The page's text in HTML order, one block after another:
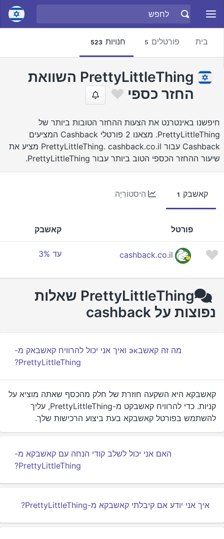
בית פורטלים 5 חנויות 523
PrettyLittleThing השוואת
החזר כספי
חיפשנו באינטרנט את הצעות ההחזר הטובות ביותר של
PrettyLittleThing. מצאנו 2 פורטלי Cashback המציעים
Cashback עבור PrettyLittleThing. cashback.co.il מציע את
שיעור ההחזר הכספי הטוב ביותר עבור PrettyLittleThing.
קאשבק 1 הִיסטוֹרִיָה
פורטל קאשבק
cashback.co.il עד 3%
PrettyLittleThing שאלות
נפוצות על cashback
מה זה קאשבэк ואיך אני יכול להרוויח קאשבאק מ-
PrettyLittleThing?
קאשבקא היא השקעה חוזרת של חלק מהכסף שאתה מוציא על
קניות. כדי להרוויח קאשבקט מ-PrettyLittleThing, עליך
להשתמש בפורטל קאשבקא בעת ביצוע הרכישות שלך.
האם אני יכול לשלב קודי הנחה עם קאשבקא מ-
PrettyLittleThing?
איך אני יודע אם קיבלתי קאשבקא מ-PrettyLittleThing?